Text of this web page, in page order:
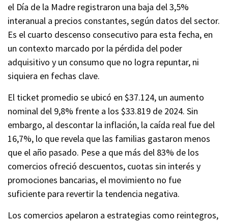
el Día de la Madre registraron una baja del 3,5%
interanual a precios constantes, según datos del sector.
Es el cuarto descenso consecutivo para esta fecha, en
un contexto marcado por la pérdida del poder
adquisitivo y un consumo que no logra repuntar, ni
siquiera en fechas clave.
El ticket promedio se ubicó en $37.124, un aumento
nominal del 9,8% frente a los $33.819 de 2024. Sin
embargo, al descontar la inflación, la caída real fue del
16,7%, lo que revela que las familias gastaron menos
que el año pasado. Pese a que más del 83% de los
comercios ofreció descuentos, cuotas sin interés y
promociones bancarias, el movimiento no fue
suficiente para revertir la tendencia negativa.
Los comercios apelaron a estrategias como reintegros,